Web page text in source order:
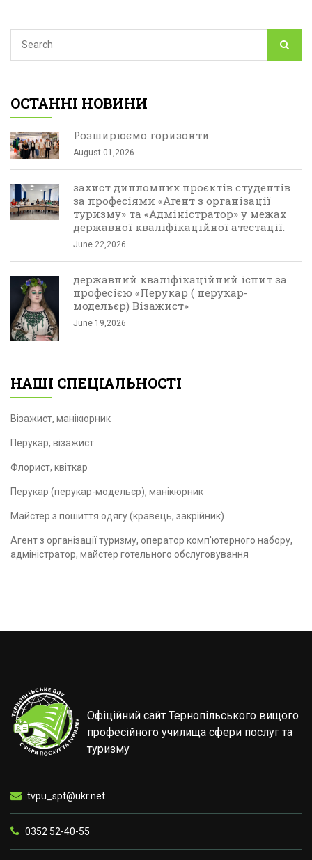
ОСТАННІ НОВИНИ
Розширюємо горизонти
August 01,2026
захист дипломних проєктів студентів
за професіями «Агент з організації
туризму» та «Адміністратор» у межах
державної кваліфікаційної атестації.
June 22,2026
державний кваліфікаційний іспит за
професією «Перукар ( перукар-
модельєр) Візажист»
June 19,2026
НАШІ СПЕЦІАЛЬНОСТІ
Візажист, манікюрник
Перукар, візажист
Флорист, квіткар
Перукар (перукар-модельєр), манікюрник
Майстер з пошиття одягу (кравець, закрійник)
Агент з організації туризму, оператор комп'ютерного набору,
адміністратор, майстер готельного обслуговування
Офіційний сайт Тернопільського вищого
професійного училища сфери послуг та
туризму
tvpu_spt@ukr.net
0352 52-40-55